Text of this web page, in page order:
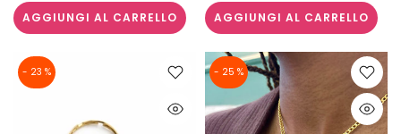
AGGIUNGI AL CARRELLO AGGIUNGI AL CARRELLO
- 23 % - 25 %